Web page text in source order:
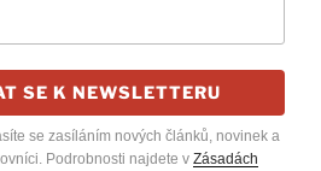
SE K NEWSLETTERU
se zasíláním nových článků, novinek a
Podrobnosti najdete v Zásadách